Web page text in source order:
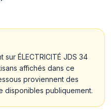
ÉLECTRICITÉ JDS 34
affichés dans ce
proviennent des
disponibles publiquement.